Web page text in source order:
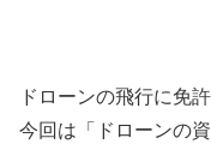
ドローンの飛行に免
今回は「ドローンの